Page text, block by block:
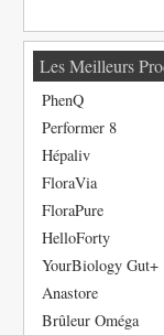
Les Meilleurs
PhenQ
Performer 8
Hépaliv
FloraVia
FloraPure
HelloForty
YourBiology Gut+
Anastore
Brûleur Oméga